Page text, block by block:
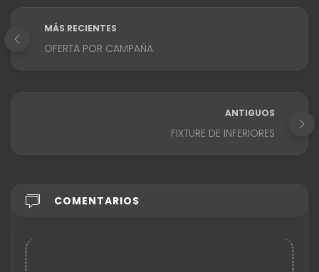
MÁS RECIENTES
OFERTA POR CAMPAÑA
ANTIGUOS
FIXTURE DE INFERIORES
COMENTARIOS